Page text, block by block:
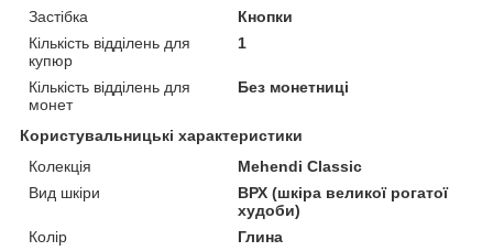
Застібка
Кнопки
Кількість відділень для
купюр
1
Кількість відділень для
монет
Без монетниці
Користувальницькі характеристики
Колекція
Mehendi Classic
Вид шкіри
ВРХ (шкіра великої рогатої
худоби)
Колір
Глина